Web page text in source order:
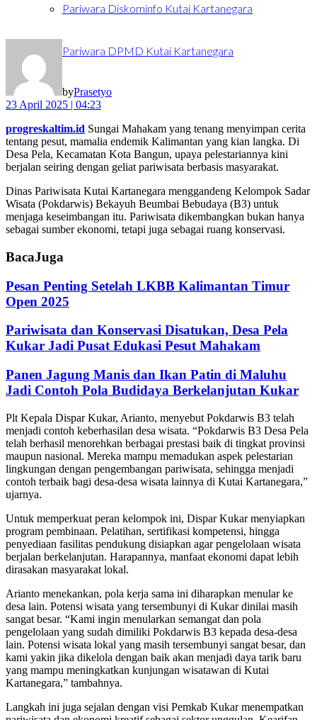
Pariwara Diskominfo Kutai Kartanegara
Pariwara DPMD Kutai Kartanegara
byPrasetyo
23 April 2025 | 04:23
progreskaltim.id Sungai Mahakam yang tenang menyimpan cerita
tentang pesut, mamalia endemik Kalimantan yang kian langka. Di
Desa Pela, Kecamatan Kota Bangun, upaya pelestariannya kini
berjalan seiring dengan geliat pariwisata berbasis masyarakat.
Dinas Pariwisata Kutai Kartanegara menggandeng Kelompok Sadar
Wisata (Pokdarwis) Bekayuh Beumbai Bebudaya (B3) untuk
menjaga keseimbangan itu. Pariwisata dikembangkan bukan hanya
sebagai sumber ekonomi, tetapi juga sebagai ruang konservasi.
BacaJuga
Pesan Penting Setelah LKBB Kalimantan Timur
Open 2025
Pariwisata dan Konservasi Disatukan, Desa Pela
Kukar Jadi Pusat Edukasi Pesut Mahakam
Panen Jagung Manis dan Ikan Patin di Maluhu
Jadi Contoh Pola Budidaya Berkelanjutan Kukar
Plt Kepala Dispar Kukar, Arianto, menyebut Pokdarwis B3 telah
menjadi contoh keberhasilan desa wisata. “Pokdarwis B3 Desa Pela
telah berhasil menorehkan berbagai prestasi baik di tingkat provinsi
maupun nasional. Mereka mampu memadukan aspek pelestarian
lingkungan dengan pengembangan pariwisata, sehingga menjadi
contoh terbaik bagi desa-desa wisata lainnya di Kutai Kartanegara,”
ujarnya.
Untuk memperkuat peran kelompok ini, Dispar Kukar menyiapkan
program pembinaan. Pelatihan, sertifikasi kompetensi, hingga
penyediaan fasilitas pendukung disiapkan agar pengelolaan wisata
berjalan berkelanjutan. Harapannya, manfaat ekonomi dapat lebih
dirasakan masyarakat lokal.
Arianto menekankan, pola kerja sama ini diharapkan menular ke
desa lain. Potensi wisata yang tersembunyi di Kukar dinilai masih
sangat besar. “Kami ingin menularkan semangat dan pola
pengelolaan yang sudah dimiliki Pokdarwis B3 kepada desa-desa
lain. Potensi wisata lokal yang masih tersembunyi sangat besar, dan
kami yakin jika dikelola dengan baik akan menjadi daya tarik baru
yang mampu meningkatkan kunjungan wisatawan di Kutai
Kartanegara,” tambahnya.
Langkah ini juga sejalan dengan visi Pemkab Kukar menempatkan